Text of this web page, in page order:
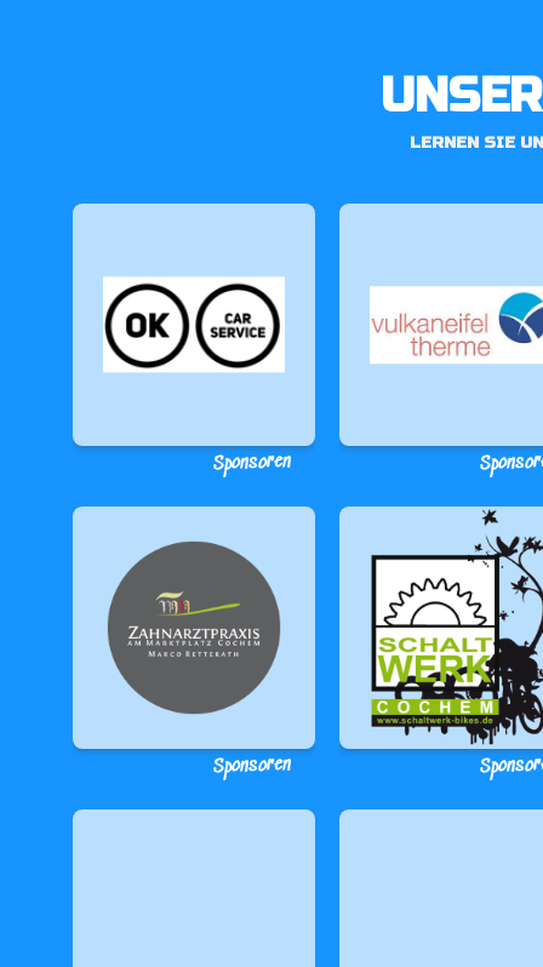
LERNEN SIE
Sponsoren
Sponsoren